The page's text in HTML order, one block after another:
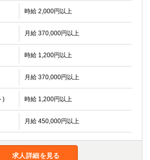
時給 2,000円以上
月給 370,000円以上
時給 1,200円以上
月給 370,000円以上
) 時給 1,200円以上
月給 450,000円以上
求人詳細を見る